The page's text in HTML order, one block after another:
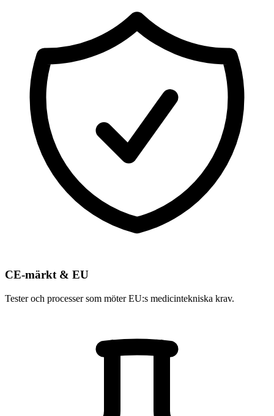
CE-märkt & EU
Tester och processer som möter EU:s medicintekniska krav.